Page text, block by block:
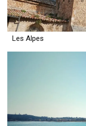
Les Alpes